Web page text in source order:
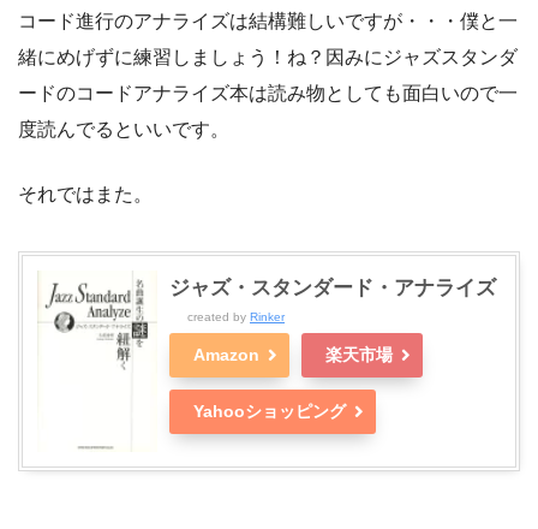
コード進行のアナライズは結構難しいですが・・・僕と一
緒にめげずに練習しましょう！ね？因みにジャズスタンダ
ードのコードアナライズ本は読み物としても面白いので一
度読んでるといいです。
それではまた。
ジャズ・スタンダード・アナライズ
created by Rinker
Amazon 楽天市場
Yahooショッピング